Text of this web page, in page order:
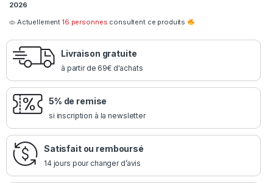
2026
Actuellement16 personnes consultent ce produits
Livraison gratuite
à partir de 69€ d'achats
5% de remise
si inscription à la newsletter
Satisfait ou remboursé
14 jours pour changer d’avis